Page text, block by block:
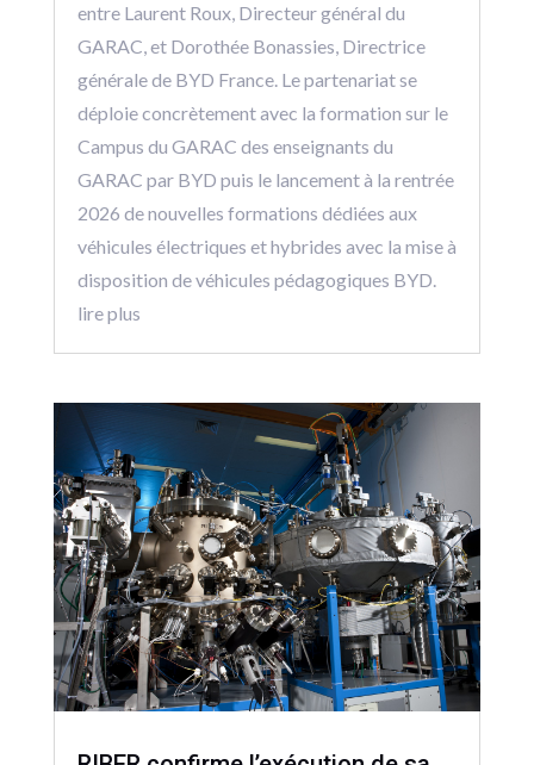
entre Laurent Roux, Directeur général du
GARAC, et Dorothée Bonassies, Directrice
générale de BYD France. Le partenariat se
déploie concrètement avec la formation sur le
Campus du GARAC des enseignants du
GARAC par BYD puis le lancement à la rentrée
2026 de nouvelles formations dédiées aux
véhicules électriques et hybrides avec la mise à
disposition de véhicules pédagogiques BYD.
lire plus